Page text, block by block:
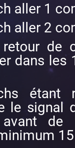
aller 1
aller 2
de
dans les
étant
le signal
avant